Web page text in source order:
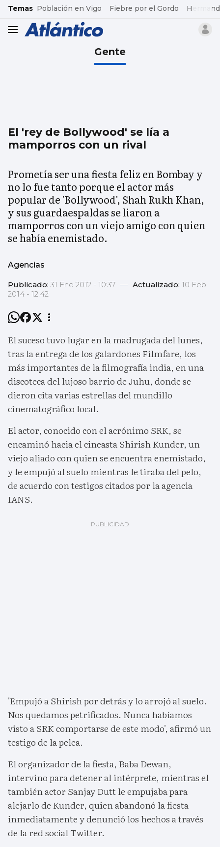
common.go-to-content
Temas Población en Vigo Fiebre por el Gordo
header.menu.open
Gente
El 'rey de Bollywood' se lía a
mamporros con un rival
Prometía ser una fiesta feliz en Bombay y
no lo fue tanto porque el actor más
popular de 'Bollywood', Shah Rukh Khan,
y sus guardaespaldas se liaron a
mamporros con un viejo amigo con quien
se había enemistado.
Agencias
Publicado: 31 Ene 2012 - 10:37 — Actualizado: 10 Feb
2014 - 12:42
El suceso tuvo lugar en la madrugada del lunes,
tras la entrega de los galardones Filmfare, los
más importantes de la filmografía india, en una
discoteca del lujoso barrio de Juhu, donde se
dieron cita varias estrellas del mundillo
cinematográfico local.
El actor, conocido con el acrónimo SRK, se
encaminó hacia el cineasta Shirish Kunder, un
viejo aliado con quien se encuentra enemistado,
y le empujó al suelo mientras le tiraba del pelo,
de acuerdo con testigos citados por la agencia
IANS.
'Empujó a Shirish por detrás y lo arrojó al suelo.
Nos quedamos petrificados. Nunca habíamos
visto a SRK comportarse de este modo', afirmó un
testigo de la pelea.
El organizador de la fiesta, Baba Dewan,
intervino para detener al intérprete, mientras el
también actor Sanjay Dutt le empujaba para
alejarlo de Kunder, quien abandonó la fiesta
inmediatamente y denunció los hechos a través
de la red social Twitter.